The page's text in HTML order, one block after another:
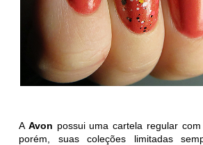
AAvon possui uma cartela regular
porém, suas coleções limitadas